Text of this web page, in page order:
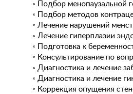
◦ Подбор менопаузальной
◦ Подбор методов
◦ Лечение нарушений
◦ Лечение гиперплазии
◦ Подготовка к
◦ Консультирование по
◦ Диагностика и лечение
◦ Диагностика и лечение
◦ Коррекция опущения